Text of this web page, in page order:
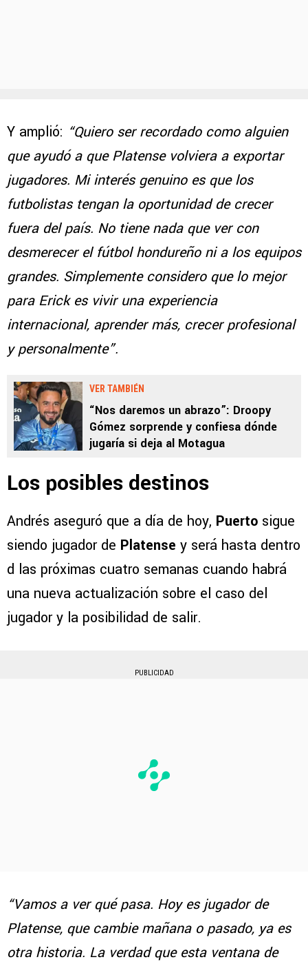
Y amplió: “Quiero ser recordado como alguien
que ayudó a que Platense volviera a exportar
jugadores. Mi interés genuino es que los
futbolistas tengan la oportunidad de crecer
fuera del país. No tiene nada que ver con
desmerecer el fútbol hondureño ni a los equipos
grandes. Simplemente considero que lo mejor
para Erick es vivir una experiencia
internacional, aprender más, crecer profesional
y personalmente”.
VER TAMBIÉN
“Nos daremos un abrazo”: Droopy
Gómez sorprende y confiesa dónde
jugaría si deja al Motagua
Los posibles destinos
Andrés aseguró que a día de hoy, Puerto sigue
siendo jugador de Platense y será hasta dentro
d las próximas cuatro semanas cuando habrá
una nueva actualización sobre el caso del
jugador y la posibilidad de salir.
PUBLICIDAD
“Vamos a ver qué pasa. Hoy es jugador de
Platense, que cambie mañana o pasado, ya es
otra historia. La verdad que esta ventana de